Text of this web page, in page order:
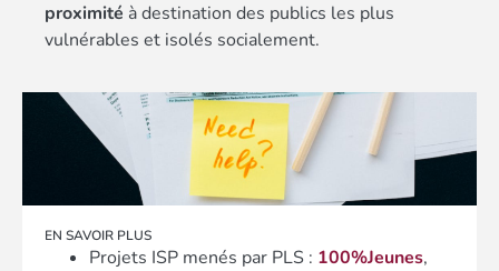
proximité à destination des publics les plus
vulnérables et isolés socialement.
EN SAVOIR PLUS
Projets ISP menés par PLS : 100%Jeunes,